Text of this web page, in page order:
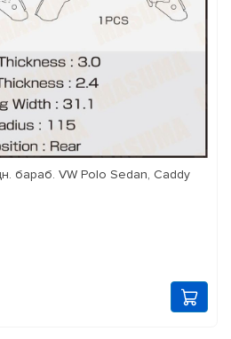
бараб. VW Polo Sedan, Caddy